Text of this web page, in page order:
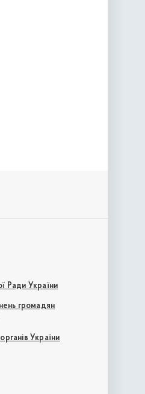
Ради України
громадян
України